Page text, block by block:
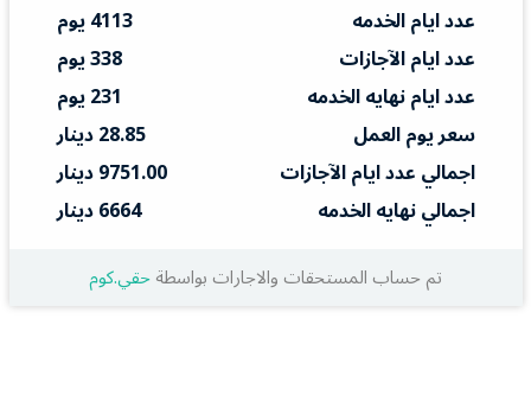
عدد ايام الخدمه
4113 يوم
عدد ايام الآجازات
338 يوم
عدد ايام نهايه الخدمه
231 يوم
سعر يوم العمل
28.85 دينار
اجمالي عدد ايام الآجازات
9751.00 دينار
اجمالي نهايه الخدمه
6664 دينار
تم حساب المستحقات والاجارات بواسطةحقي.كوم